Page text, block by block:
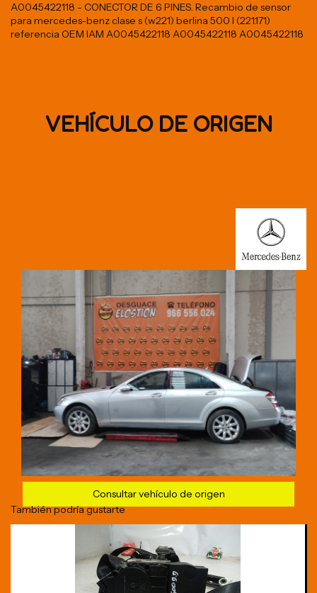
A0045422118 - CONECTOR DE 6 PINES. Recambio de sensor
para mercedes-benz clase s (w221) berlina 500 l (221.171)
referencia OEM IAM A0045422118 A0045422118 A0045422118
VEHÍCULO DE ORIGEN
Consultar vehículo de origen
También podría gustarte